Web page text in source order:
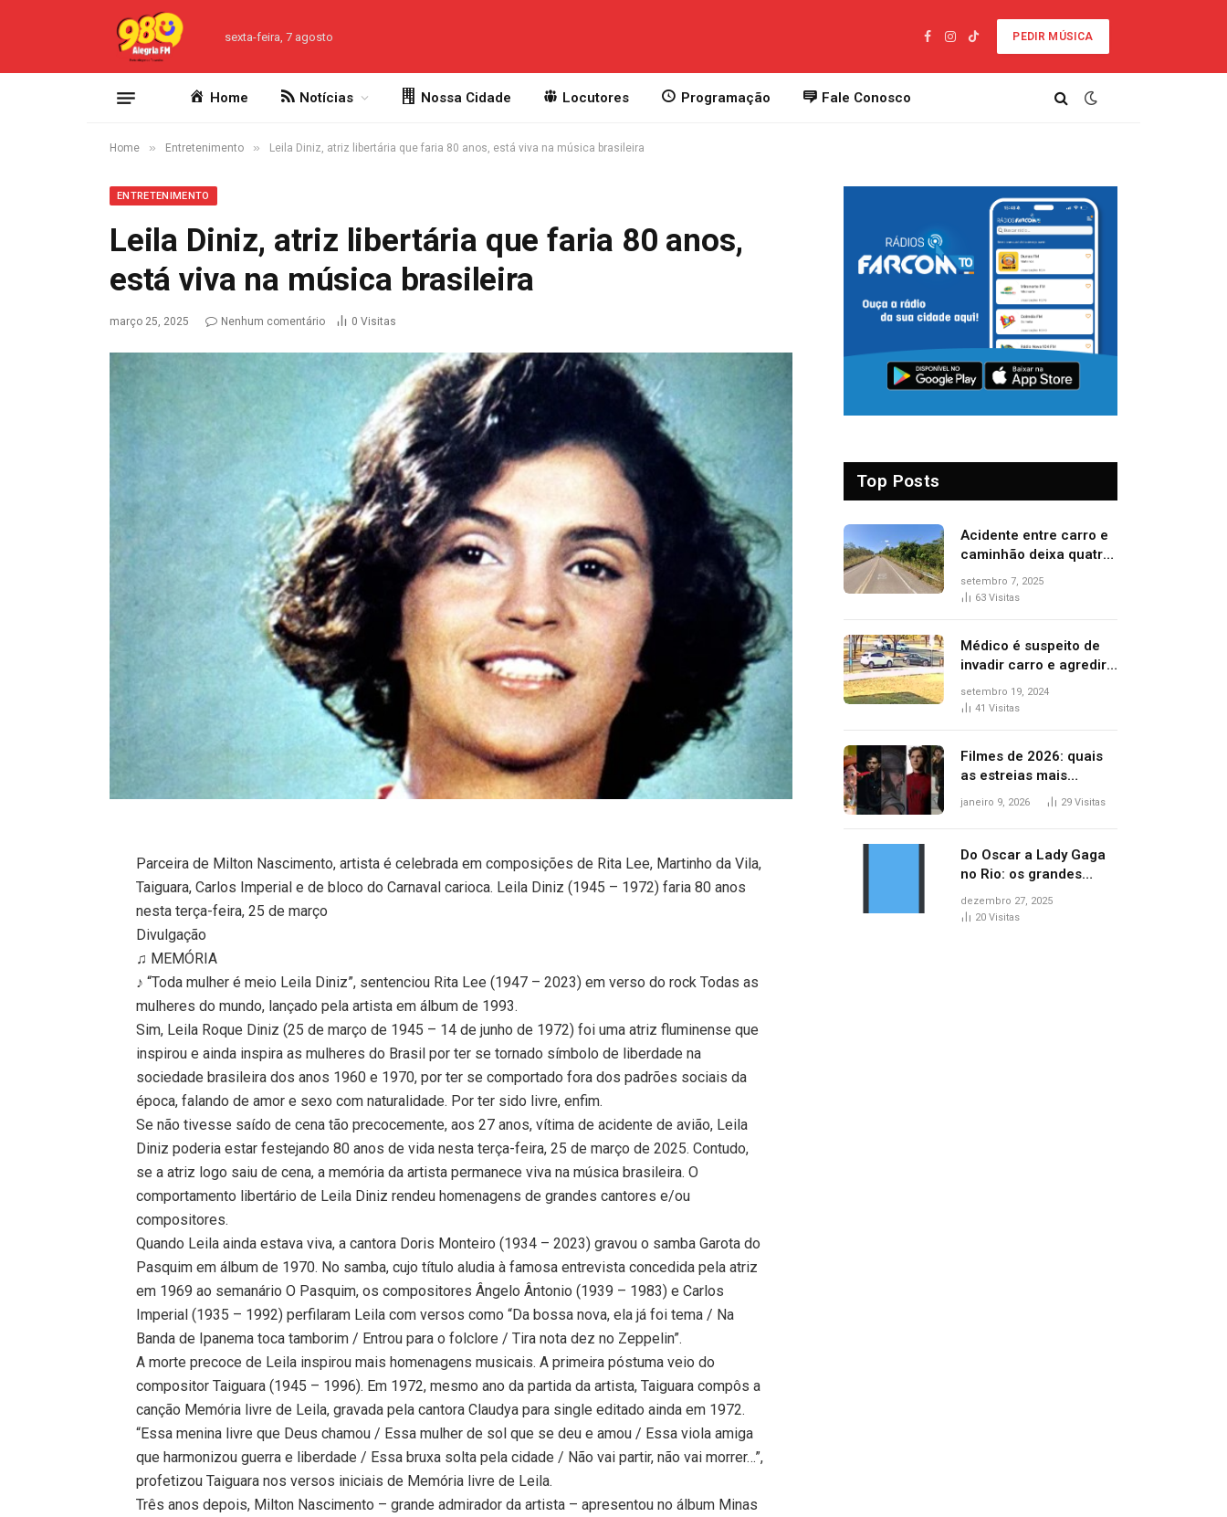
sexta-feira, 7 agosto
Facebook
Instagram
TikTok
PEDIR MÚSICA
Home Notícias Nossa Cidade Locutores Programação Fale Conosco
Home » Entretenimento » Leila Diniz, atriz libertária que faria 80 anos, está viva na música brasileira
ENTRETENIMENTO
Leila Diniz, atriz libertária que faria 80 anos,
está viva na música brasileira
março 25, 2025 Nenhum comentário 0 Visitas
Parceira de Milton Nascimento, artista é celebrada em composições de Rita Lee, Martinho da Vila,
Taiguara, Carlos Imperial e de bloco do Carnaval carioca. Leila Diniz (1945 – 1972) faria 80 anos
nesta terça-feira, 25 de março
Divulgação
♫ MEMÓRIA
♪ “Toda mulher é meio Leila Diniz”, sentenciou Rita Lee (1947 – 2023) em verso do rock Todas as
mulheres do mundo, lançado pela artista em álbum de 1993.
Sim, Leila Roque Diniz (25 de março de 1945 – 14 de junho de 1972) foi uma atriz fluminense que
inspirou e ainda inspira as mulheres do Brasil por ter se tornado símbolo de liberdade na
sociedade brasileira dos anos 1960 e 1970, por ter se comportado fora dos padrões sociais da
época, falando de amor e sexo com naturalidade. Por ter sido livre, enfim.
Se não tivesse saído de cena tão precocemente, aos 27 anos, vítima de acidente de avião, Leila
Diniz poderia estar festejando 80 anos de vida nesta terça-feira, 25 de março de 2025. Contudo,
se a atriz logo saiu de cena, a memória da artista permanece viva na música brasileira. O
comportamento libertário de Leila Diniz rendeu homenagens de grandes cantores e/ou
compositores.
Quando Leila ainda estava viva, a cantora Doris Monteiro (1934 – 2023) gravou o samba Garota do
Pasquim em álbum de 1970. No samba, cujo título aludia à famosa entrevista concedida pela atriz
em 1969 ao semanário O Pasquim, os compositores Ângelo Ântonio (1939 – 1983) e Carlos
Imperial (1935 – 1992) perfilaram Leila com versos como “Da bossa nova, ela já foi tema / Na
Banda de Ipanema toca tamborim / Entrou para o folclore / Tira nota dez no Zeppelin”.
A morte precoce de Leila inspirou mais homenagens musicais. A primeira póstuma veio do
compositor Taiguara (1945 – 1996). Em 1972, mesmo ano da partida da artista, Taiguara compôs a
canção Memória livre de Leila, gravada pela cantora Claudya para single editado ainda em 1972.
“Essa menina livre que Deus chamou / Essa mulher de sol que se deu e amou / Essa viola amiga
que harmonizou guerra e liberdade / Essa bruxa solta pela cidade / Não vai partir, não vai morrer…”,
profetizou Taiguara nos versos iniciais de Memória livre de Leila.
Três anos depois, Milton Nascimento – grande admirador da artista – apresentou no álbum Minas
Top Posts
Acidente entre carro e
caminhão deixa quatro
pessoas feridas e uma
mulher morta na TO-
setembro 7, 2025
63 Visitas
Médico é suspeito de
invadir carro e agredir
delegado aposentado
durante confusão no
setembro 19, 2024
41 Visitas
Filmes de 2026: quais
as estreias mais
aguardadas do ano?
janeiro 9, 2026 29 Visitas
Do Oscar a Lady Gaga
no Rio: os grandes
marcos da cultura em
2025
dezembro 27, 2025
20 Visitas